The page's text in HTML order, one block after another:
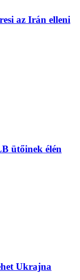
az Irán elleni
ütőinek élén
Ukrajna